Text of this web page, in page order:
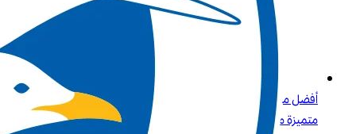
أفضل مواقع المراهنات الرياضية في الأردن: تجربة مراهنات رياضية
متميزة مع بت واي